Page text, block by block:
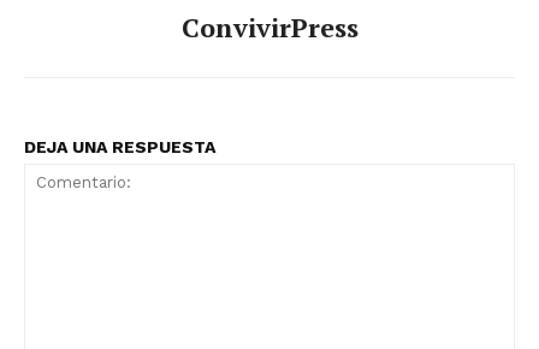
ConvivirPress
DEJA UNA RESPUESTA